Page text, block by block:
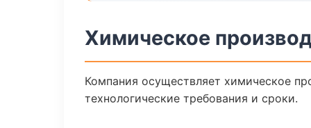
Химическое
Компания осуществляет химическое
технологические требования и сроки.